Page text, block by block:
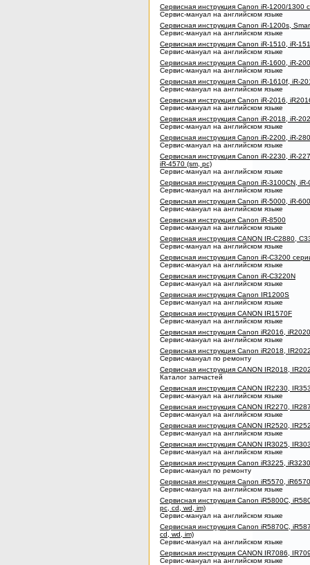
Сервисная инструкция Canon iR-1200/1300
Сервис-мануал на английском языке
Сервисная инструкция Canon iR-1200s,
Сервис-мануал на английском языке
Сервисная инструкция Canon iR-1510, iR-
Сервис-мануал на английском языке
Сервисная инструкция Canon iR-1600, iR-
Сервис-мануал на английском языке
Сервисная инструкция Canon iR-1610f, iR-
Сервис-мануал на английском языке
Сервисная инструкция Canon iR-2016,
Сервис-мануал на английском языке
Сервисная инструкция Canon iR-2018, iR-
Сервис-мануал на английском языке
Сервисная инструкция Canon iR-2200, iR-
Сервис-мануал на английском языке
Сервисная инструкция Canon iR-2230, iR-
iR-4570 (sm, pc)
Сервис-мануал на английском языке
Сервисная инструкция Canon iR-3100CN,
Сервис-мануал на английском языке
Сервисная инструкция Canon iR-5000, iR-
Сервис-мануал на английском языке
Сервисная инструкция Canon iR-8500
Сервис-мануал на английском языке
Сервисная инструкция CANON IR-C2880,
Сервис-мануал на английском языке
Сервисная инструкция Canon iR-C3200
Сервис-мануал на английском языке
Сервисная инструкция Canon iR-C3220N
Сервис-мануал на английском языке
Сервисная инструкция Canon IR1200S
Сервис-мануал на английском языке
Сервисная инструкция CANON IR1570F
Сервис-мануал на английском языке
Сервисная инструкция Canon iR2016,
Сервис-мануал на английском языке
Сервисная инструкция Canon iR2018,
Сервис-мануал по ремонту
Сервисная инструкция CANON IR2018,
Каталог запчастей
Сервисная инструкция CANON IR2230,
Сервис-мануал на английском языке
Сервисная инструкция CANON IR2270,
Сервис-мануал на английском языке
Сервисная инструкция CANON IR2520,
Сервис-мануал на английском языке
Сервисная инструкция CANON IR3025,
Сервис-мануал на английском языке
Сервисная инструкция Canon iR3225,
Сервис-мануал по ремонту
Сервисная инструкция Canon iR5570,
Сервис-мануал на английском языке
Сервисная инструкция Canon iR5800C,
pc, cd, wd, im)
Сервис-мануал на английском языке
Сервисная инструкция Canon iR5870C,
cd, wd, im)
Сервис-мануал на английском языке
Сервисная инструкция CANON IR7086,
Сервис-мануал на английском языке